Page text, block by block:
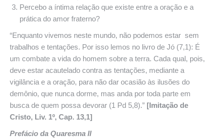
Percebo a íntima relação que existe entre a oração e a
prática do amor fraterno?
“Enquanto vivemos neste mundo, não podemos estar sem
trabalhos e tentações. Por isso lemos no livro de Jó (7,1): É
um combate a vida do homem sobre a terra. Cada qual, pois,
deve estar acautelado contra as tentações, mediante a
vigilância e a oração, para não dar ocasião às ilusões do
demônio, que nunca dorme, mas anda por toda parte em
busca de quem possa devorar (1 Pd 5,8).” [Imitação de
Cristo, Liv. 1º, Cap. 13,1]
Prefácio da Quaresma II